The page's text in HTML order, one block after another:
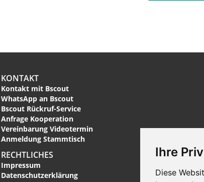
Ihre
Diese
KONTAKT
Kontakt mit Bscout
WhatsApp an Bscout
Bscout Rückruf-Service
Anfrage Kooperation
Vereinbarung Videotermin
Anmeldung Stammtisch
RECHTLICHES
Impressum
Datenschutzerklärung